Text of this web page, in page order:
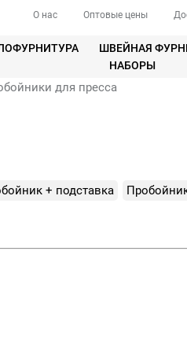
О нас Оптовые цены
ШВЕЙНАЯ
НАБОРЫ
для пресса
+ подставка